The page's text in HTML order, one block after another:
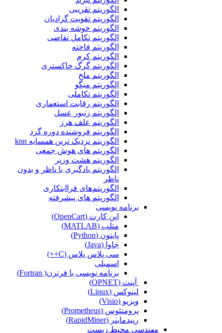
الگوریتم تقریبی
الگوریتم تقویت گرادیان
الگوریتم خوشه بندی
الگوریتم تکامل تفاضی
الگوریتم فاخته
الگوریتم کرم
الگوریتم گرگ خاکستری
الگوریتم ملخ
الگوریتم میگو
الگوریتم تکاملی
الگوریتم رقابت استعماری
الگوریتم زنبور عسل
الگوریتم علف هرز
الگوریتم فروشنده دوره گرد
الگوریتم نزدیک ترین همسایه knn
الگوریتم های هوش جمعی
الگوریتم هشت وزیر
الگوریتم یادگیری با ناظر و بدون
ناظر
الگوریتم‌های فراابتکاری
الگوریتم های پیشرفته
برنامه نویسی
اپن کارت (OpenCart)
متلب (MATLAB)
پایتون (Python)
جاوا (Java)
سی پلاس پلاس (C++)
اسمبلی
برنامه نویسی با فرترن( Fortran)
آپنت (OPNET)
لینوکس (Linux)
ویزیو (Visio)
پرومتئوس (Prometheus)
رپیدماینر (RapidMiner)
مهندسی محیط زیست